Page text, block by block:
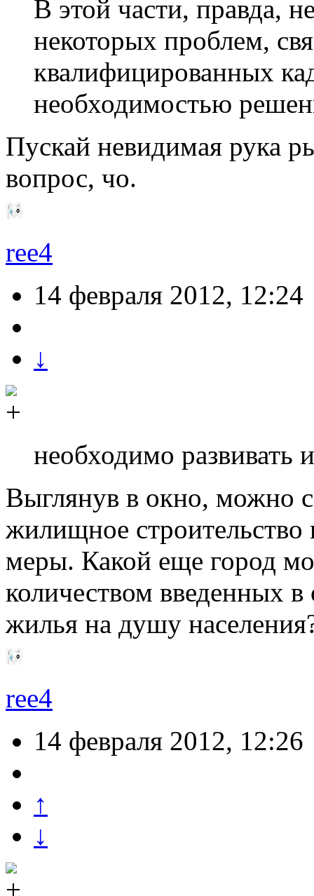
В этой части, правда,
некоторых проблем,
квалифицированных
необходимостью
Пускай невидимая рука
вопрос, чо.
ree4
14 февраля 2012, 12:24
↓
необходимо развивать
Выглянув в окно, можно
жилищное строительство
меры. Какой еще город
количеством введенных
жилья на душу
ree4
14 февраля 2012, 12:26
↑
↓